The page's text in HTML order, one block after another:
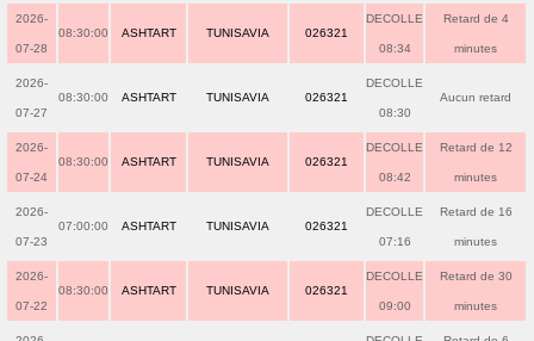
2026-
07-28
08:30:00 ASHTART TUNISAVIA 026321
DECOLLE
08:34
Retard de 4
minutes
2026-
07-27
08:30:00 ASHTART TUNISAVIA 026321
DECOLLE
08:30
Aucun retard
2026-
07-24
08:30:00 ASHTART TUNISAVIA 026321
DECOLLE
08:42
Retard de 12
minutes
2026-
07-23
07:00:00 ASHTART TUNISAVIA 026321
DECOLLE
07:16
Retard de 16
minutes
2026-
07-22
08:30:00 ASHTART TUNISAVIA 026321
DECOLLE
09:00
Retard de 30
minutes